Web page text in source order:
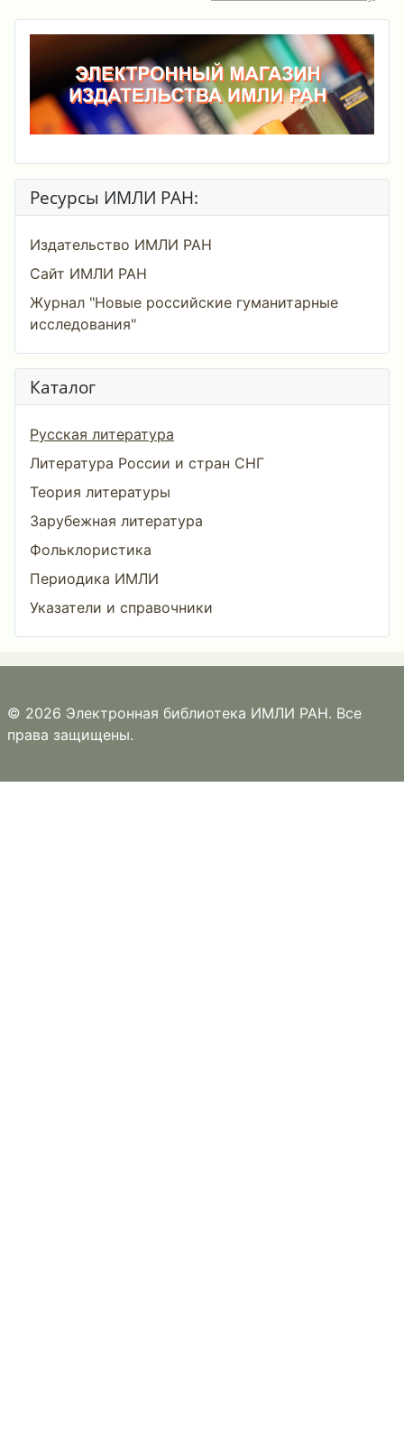
Ресурсы ИМЛИ РАН:
Издательство ИМЛИ РАН
Сайт ИМЛИ РАН
Журнал "Новые российские гуманитарные
исследования"
Каталог
Русская литература
Литература России и стран СНГ
Теория литературы
Зарубежная литература
Фольклористика
Периодика ИМЛИ
Указатели и справочники
© 2026 Электронная библиотека ИМЛИ РАН. Все
права защищены.